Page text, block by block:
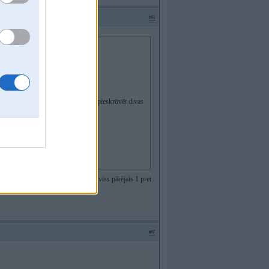
#6
kronšteinus. divas skrūves var pieskrūvēt divas
e34 kronšteinus.
attiecīgo kronšteinu nomaņu un viss pārējais 1 pret
#7